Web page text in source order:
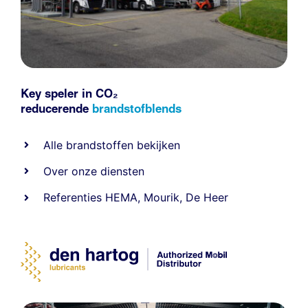
Key speler in CO₂
reducerende brandstofblends
Alle brandstoffen bekijken
Over onze diensten
Referenties HEMA, Mourik, De Heer